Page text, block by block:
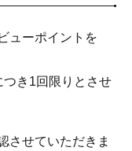
ューポイントを
き1回限りとさせ
させていただきま